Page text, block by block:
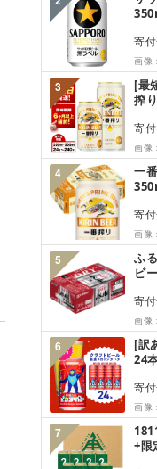
ビ
県
ン
寄
画像
3
[最
搾
ス
さ
ギ
し
寄
画像
4
一
寄
画像
5
ふ
ビ
き
寄
画像
6
[訳
24
寄
画像
7
+限